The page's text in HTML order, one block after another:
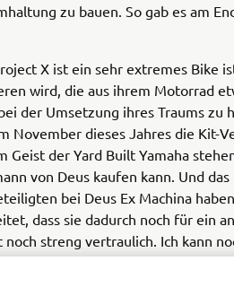
zu bauen. So gab es am
X ist ein sehr extremes Bike
wird, die aus ihrem Motorrad
der Umsetzung ihres Traums zu
November dieses Jahres die Kit-
Geist der Yard Built Yamaha
von Deus kaufen kann. Und
bei Deus Ex Machina
dass sie dadurch noch für ein
noch streng vertraulich. Ich kann
Es orientiert sich noch